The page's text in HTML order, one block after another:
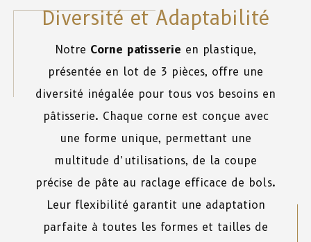
Diversité et Adaptabilité
Notre Corne patisserie en plastique,
présentée en lot de 3 pièces, offre une
diversité inégalée pour tous vos besoins en
pâtisserie. Chaque corne est conçue avec
une forme unique, permettant une
multitude d’utilisations, de la coupe
précise de pâte au raclage efficace de bols.
Leur flexibilité garantit une adaptation
parfaite à toutes les formes et tailles de